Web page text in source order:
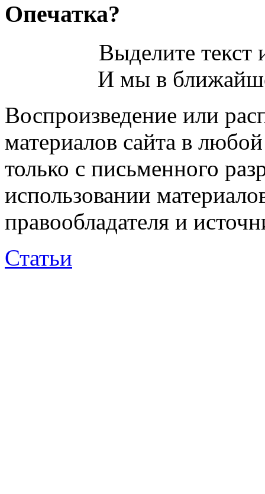
Опечатка?
Выделите
И мы в
Воспроизведение или
материалов сайта в
только с письменного
использовании
правообладателя и
Статьи